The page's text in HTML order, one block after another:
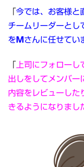
「今では、お客様と
チームリーダーとし
をMさんに任せてい
上司にフォロー
出しをしてメンバー
内容をレビューした
きるようになりまし